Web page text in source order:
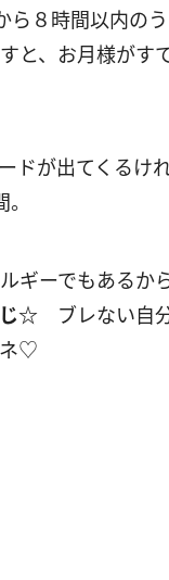
８時間以内の
と、お月様がす
ドが出てくるけ
ギーでもあるから
じ☆ ブレない自
ネ♡